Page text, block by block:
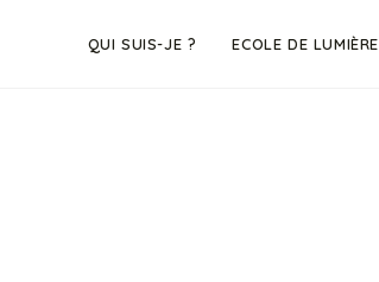
QUI SUIS-JE ? ECOLE DE LUMIÈRE